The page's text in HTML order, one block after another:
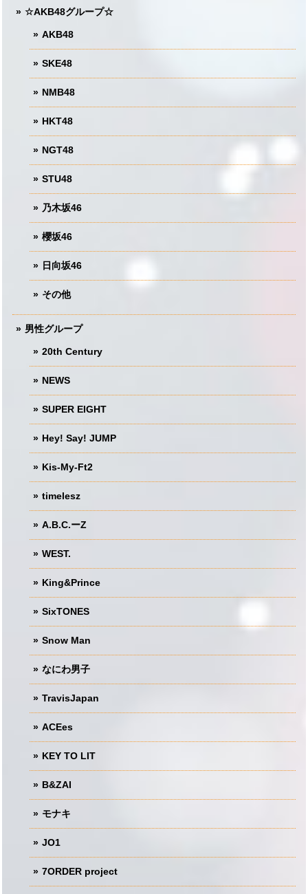
☆AKB48グループ☆
AKB48
SKE48
NMB48
HKT48
NGT48
STU48
乃木坂46
櫻坂46
日向坂46
その他
男性グループ
20th Century
NEWS
SUPER EIGHT
Hey! Say! JUMP
Kis-My-Ft2
timelesz
A.B.C.ーZ
WEST.
King&Prince
SixTONES
Snow Man
なにわ男子
TravisJapan
ACEes
KEY TO LIT
B&ZAI
モナキ
JO1
7ORDER project